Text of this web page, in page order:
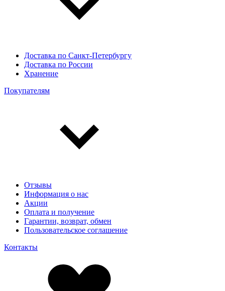
Доставка по Санкт-Петербургу
Доставка по России
Хранение
Покупателям
Отзывы
Информация о нас
Акции
Оплата и получение
Гарантии, возврат, обмен
Пользовательское соглашение
Контакты